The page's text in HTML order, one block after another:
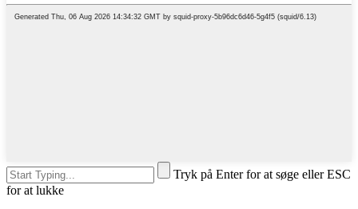
Tryk på Enter for at søge eller ESC
for at lukke